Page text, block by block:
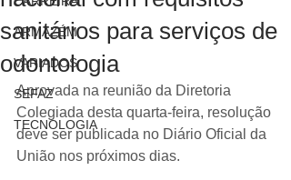
ARMAZÉM
VARIADOS
SEFAZ
TECNOLOGIA
sanitários para serviços de
odontologia
Aprovada na reunião da Diretoria
Colegiada desta quarta-feira, resolução
deve ser publicada no Diário Oficial da
União nos próximos dias.